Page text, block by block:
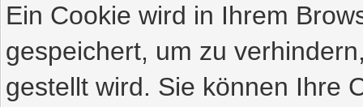
Ein Cookie wird in Ihrem
gespeichert, um zu
gestellt wird. Sie können Ihre